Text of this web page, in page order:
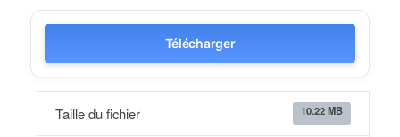
Télécharger
Taille du fichier 10.22 MB